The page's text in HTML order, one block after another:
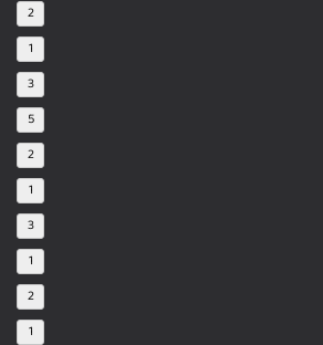
2
1
3
5
2
1
3
1
2
1